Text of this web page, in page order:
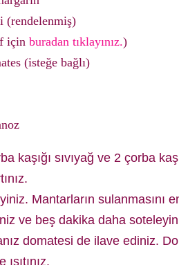
(rendelenmiş)
için buradan tıklayınız.)
(isteğe bağlı)
kaşığı sıvıyağ ve 2 çorba
Mantarların sulanmasını
ve beş dakika daha
domatesi de ilave ediniz.
ısıtınız.